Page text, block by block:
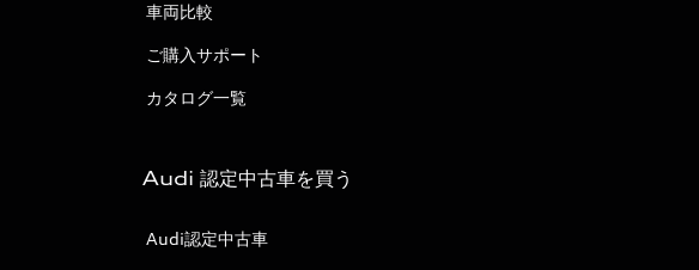
車両比較
ご購入サポート
カタログ一覧
Audi 認定中古車を買う
Audi認定中古車